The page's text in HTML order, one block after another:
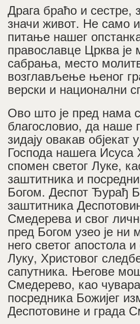
Драга браћо и сестре,
значи живот. Не само
питање нашег
православце Црква је
сабрања, место
возглављење њеног
верски и национални
Ово што је пред нама
благословио, да наше
зидају овакав објекат
Господа нашега Исуса
спомен светог Луке,
заштитника и
Богом. Деспот Ђурађ
заштитника
Смедерева и свог
пред Богом узео је
него светог апостола
Луку, Христовог
сапутника. Његове
Смедерево, као
посредника Божијег
Деспотовине и града